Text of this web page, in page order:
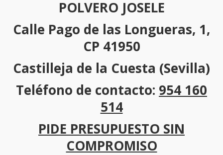
POLVERO JOSELE
Calle Pago de las Longueras, 1,
CP 41950
Castilleja de la Cuesta (Sevilla)
Teléfono de contacto: 954 160
514
PIDE PRESUPUESTO SIN
COMPROMISO